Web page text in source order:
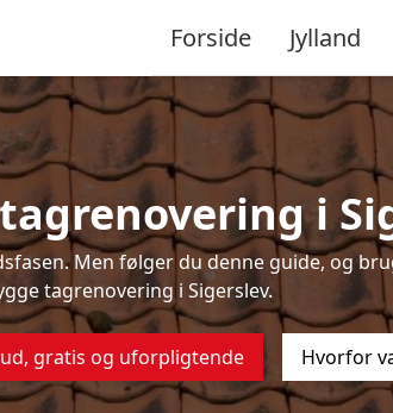
Forside Jylland
i
Men følger du denne guide, og
tagrenovering i Sigerslev.
gratis og uforpligtende Hvorfor